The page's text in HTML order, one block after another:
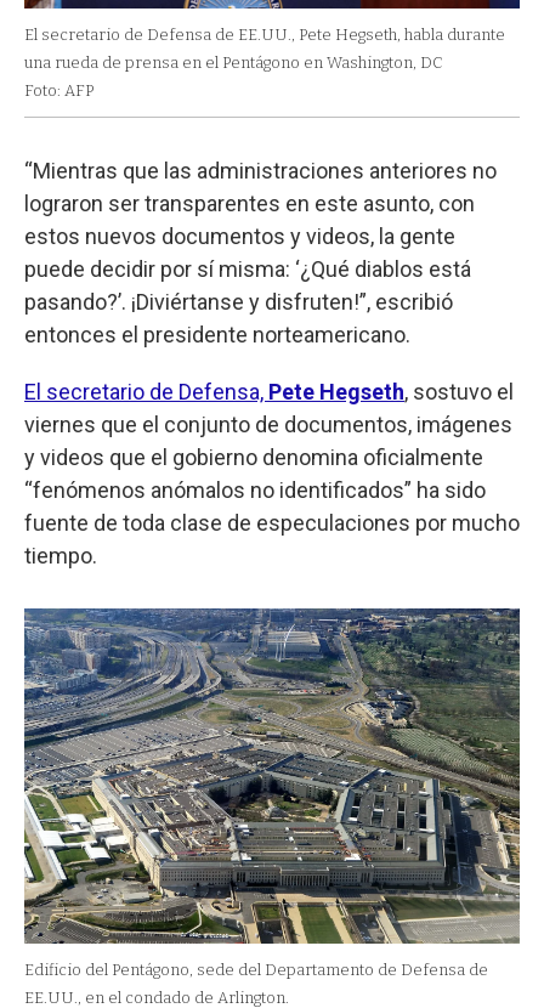
El secretario de Defensa de EE.UU., Pete Hegseth, habla durante
una rueda de prensa en el Pentágono en Washington, DC
Foto: AFP
“Mientras que las administraciones anteriores no
lograron ser transparentes en este asunto, con
estos nuevos documentos y videos, la gente
puede decidir por sí misma: ‘¿Qué diablos está
pasando?’. ¡Diviértanse y disfruten!”, escribió
entonces el presidente norteamericano.
El secretario de Defensa, Pete Hegseth, sostuvo el
viernes que el conjunto de documentos, imágenes
y videos que el gobierno denomina oficialmente
“fenómenos anómalos no identificados” ha sido
fuente de toda clase de especulaciones por mucho
tiempo.
Edificio del Pentágono, sede del Departamento de Defensa de
EE.UU., en el condado de Arlington.